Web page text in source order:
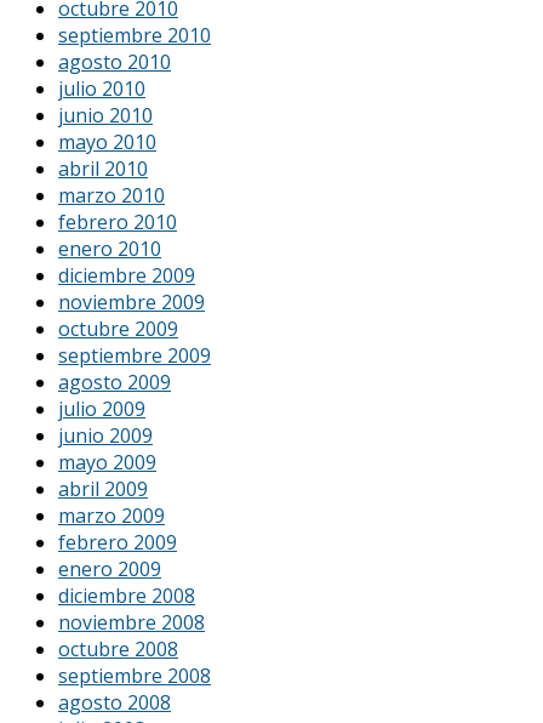
octubre 2010
septiembre 2010
agosto 2010
julio 2010
junio 2010
mayo 2010
abril 2010
marzo 2010
febrero 2010
enero 2010
diciembre 2009
noviembre 2009
octubre 2009
septiembre 2009
agosto 2009
julio 2009
junio 2009
mayo 2009
abril 2009
marzo 2009
febrero 2009
enero 2009
diciembre 2008
noviembre 2008
octubre 2008
septiembre 2008
agosto 2008